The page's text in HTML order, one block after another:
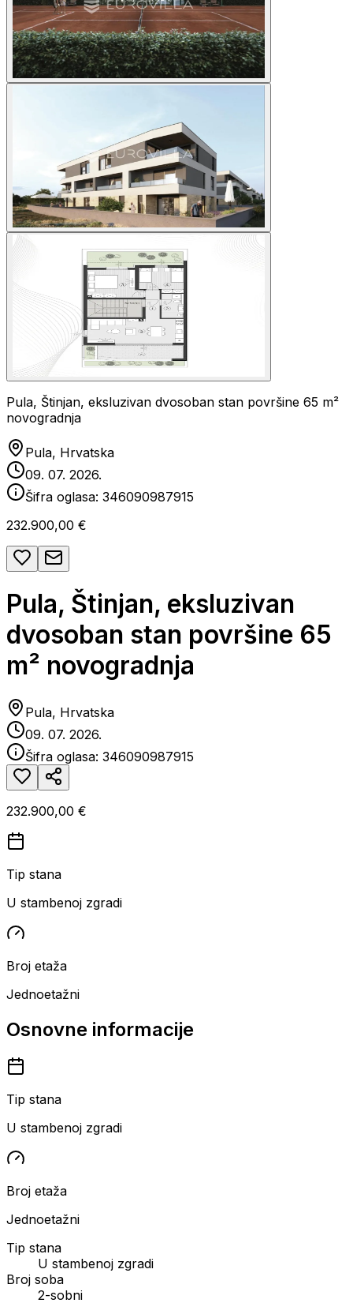
Pula, Štinjan, eksluzivan dvosoban stan površine 65 m²
novogradnja
Pula, Hrvatska
09. 07. 2026.
Šifra oglasa: 346090987915
232.900,00 €
Pula, Štinjan, eksluzivan
dvosoban stan površine 65
m² novogradnja
Pula, Hrvatska
09. 07. 2026.
Šifra oglasa: 346090987915
232.900,00 €
Tip stana
U stambenoj zgradi
Broj etaža
Jednoetažni
Osnovne informacije
Tip stana
U stambenoj zgradi
Broj etaža
Jednoetažni
Tip stana
U stambenoj zgradi
Broj soba
2-sobni